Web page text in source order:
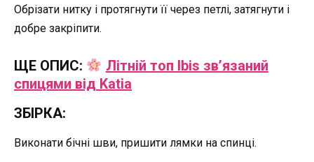
Обрізати нитку і протягнути її через петлі, затягнути і
добре закріпити.
ЩЕ ОПИС:
Літній топ Ibis зв’язаний
спицями від Katia
ЗБІРКА:
Виконати бічні шви, пришити лямки на спинці.